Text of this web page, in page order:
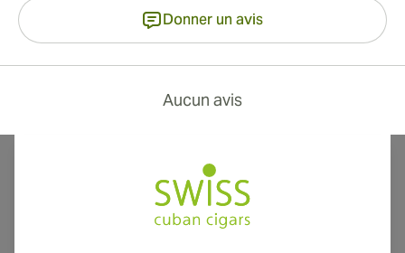
Donner un avis
Aucun avis